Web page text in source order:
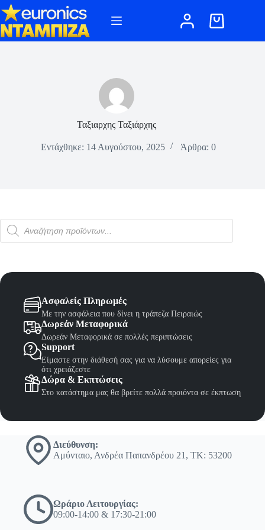
Μετάβαση
στο
περιεχόμενο
Καλάθι
Ταξιαρχης Ταξιάρχης
Εντάχθηκε: 14 Αυγούστου, 2025 Άρθρα: 0
Αναζήτηση
προϊόντων
Ασφαλείς Πληρωμές
Με την ασφάλεια που δίνει η τράπεζα Πειραιώς
Δωρεάν Μεταφορικά
Δωρεάν Μεταφορικά σε πολλές περιπτώσεις
Support
Είμαστε στην διάθεσή σας για να λύσουμε απορείες για
ότι χρειάζεστε
Δώρα & Εκπτώσεις
Στο κατάστημα μας θα βρείτε πολλά προιόντα σε έκπτωση
Διεύθυνση:
Αμύνταιο, Ανδρέα Παπανδρέου 21, ΤΚ: 53200
Ωράριο Λειτουργίας:
09:00-14:00 & 17:30-21:00